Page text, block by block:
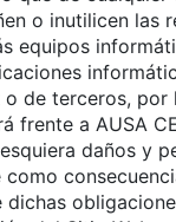
o inutilicen las
equipos
o de terceros, por
frente a AUSA
daños y
como